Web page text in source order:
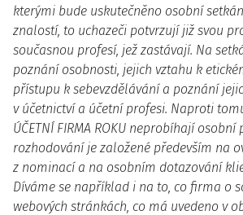
kterými bude uskutečněno osobní
znalostí, to uchazeči potvrzují již svou
současnou profesí, jež zastávají. Na
poznání osobnosti, jejich vztahu k
přístupu k sebevzdělávání a poznání
v účetnictví a účetní profesi. Naproti
ÚČETNÍ FIRMA ROKU neprobíhají osobní
rozhodování je založené především na
z nominací a na osobním dotazování
Díváme se například i na to, co firma o
webových stránkách, co má uvedeno v